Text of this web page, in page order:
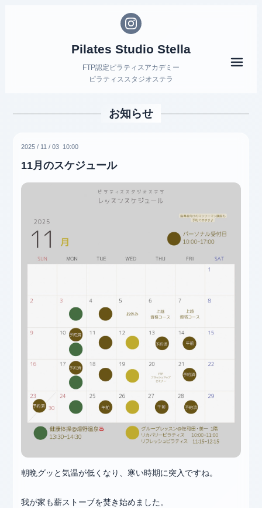
Pilates Studio Stella
FTP認定ピラティスアカデミー
ピラティススタジオステラ
お知らせ
2025 / 11 /03 10:00
11月のスケジュール
朝晩グッと気温が低くなり、寒い時期に突入ですね。
我が家も薪ストーブを焚き始めました。